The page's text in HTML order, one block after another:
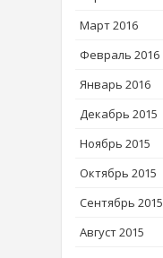
Март 2016
Февраль 2016
Январь 2016
Декабрь 2015
Ноябрь 2015
Октябрь 2015
Сентябрь 2015
Август 2015